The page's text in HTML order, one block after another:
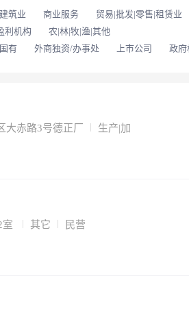
筑业 商业服务 贸易|批发|零售|租赁业
利机构
农|林|牧|渔|其他
国有 外商独资/办事处 上市公司 政府
赤路3号德正厂
生产|加
室 其它 民营